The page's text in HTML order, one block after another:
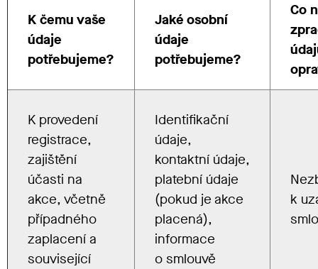
K čemu vaše
údaje
potřebujeme?
Jaké osobní
údaje
potřebujeme?
Co
K provedení
registrace,
zajištění
účasti na
akce, včetně
případného
zaplacení a
související
Identifikační
údaje,
kontaktní údaje,
platební údaje
(pokud je akce
placená),
informace
o smlouvě
k